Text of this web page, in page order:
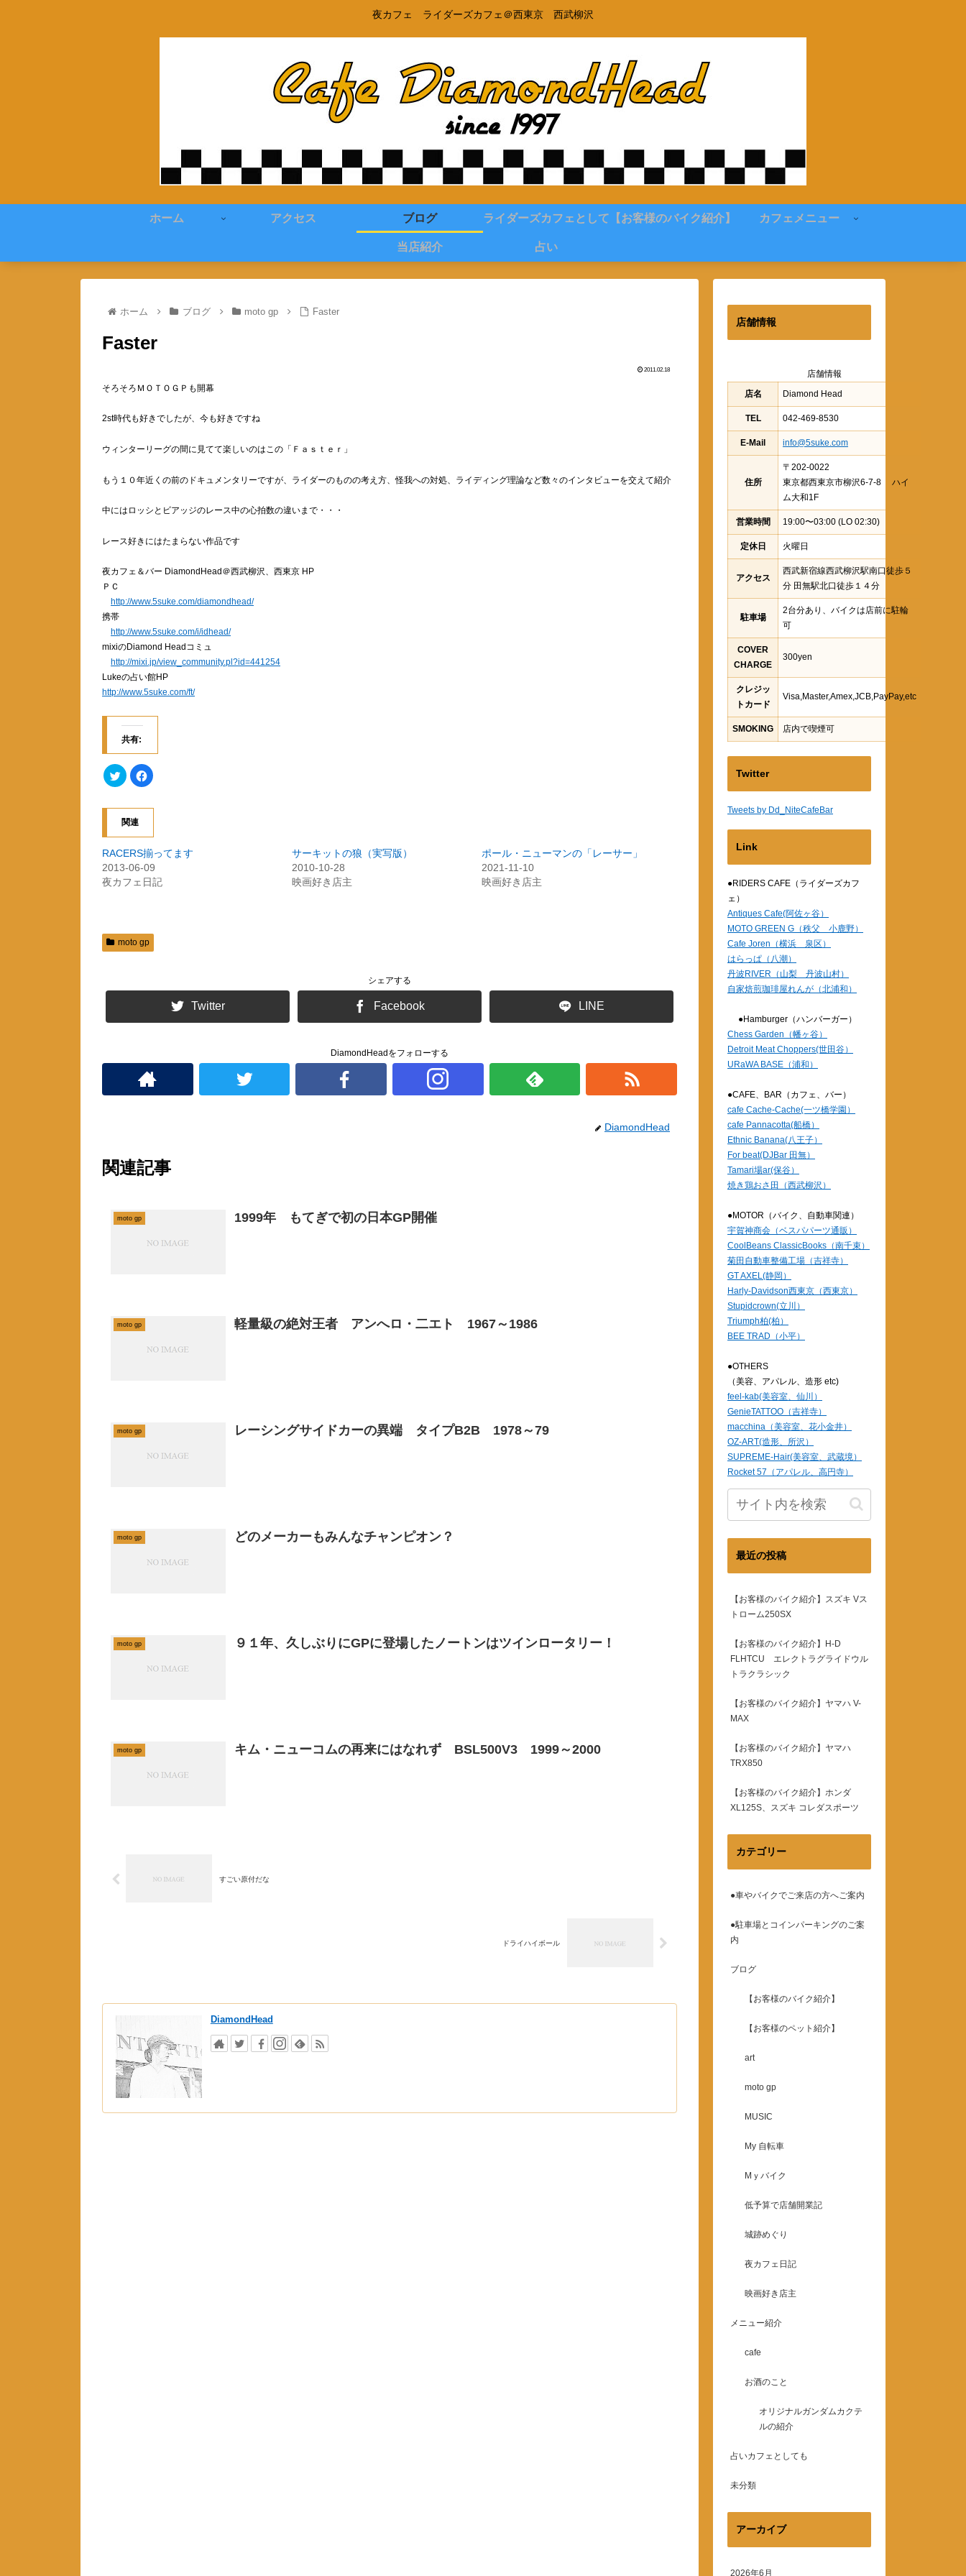
夜カフェ ライダーズカフェ＠西東京 西武柳沢
ホーム アクセス ブログ ライダーズカフェとして 【お客様のバイク紹介】 カフェメニュー
当店紹介 占い
ホーム ブログ moto gp Faster
Faster
2011.02.18
そろそろＭＯＴＯＧＰも開幕
2st時代も好きでしたが、今も好きですね
ウィンターリーグの間に見てて楽しいのはこの「Ｆａｓｔｅｒ」
もう１０年近くの前のドキュメンタリーですが、ライダーのものの考え方、怪我への対処、ライディング理論など数々のインタビューを交えて紹介
中にはロッシとビアッジのレース中の心拍数の違いまで・・・
レース好きにはたまらない作品です
夜カフェ＆バー DiamondHead＠西武柳沢、西東京 HP
ＰＣ
http://www.5suke.com/diamondhead/
携帯
http://www.5suke.com/i/idhead/
mixiのDiamond Headコミュ
http://mixi.jp/view_community.pl?id=441254
Lukeの占い館HP
http://www.5suke.com/ft/
共有:
ク
リ
し
て
T
t
t
e
r
で
い
ウ
ィ
で
す
F
a
b
共
有
す
る
に
し
て
く
(
ウ
で
開
き
関連
RACERS揃ってます
2013-06-09
夜カフェ日記
サーキットの狼（実写版）
2010-10-28
映画好き店主
ポール・ニューマンの「レーサー」
2021-11-10
映画好き店主
moto gp
シェアする
Twitter Facebook LINE
DiamondHeadをフォローする
DiamondHead
関連記事
moto gp 1999年 もてぎで初の日本GP開催
moto gp 軽量級の絶対王者 アンへロ・二エト 1967～1986
moto gp レーシングサイドカーの異端 タイプB2B 1978～79
moto gp どのメーカーもみんなチャンピオン？
moto gp ９１年、久しぶりにGPに登場したノートンはツインロータリー！
moto gp キム・ニューコムの再来にはなれず BSL500V3 1999～2000
すごい原付だな
ドライハイボール
DiamondHead
店舗情報
店舗情報
店名
Diamond Head
TEL 042-469-8530
E-Mail info@5suke.com
住所
〒202-0022
東京都西東京市柳沢6-7-8 ハイ
ム大和1F
営業時間 19:00〜03:00 (LO 02:30)
定休日 火曜日
アクセス
西武新宿線西武柳沢駅南口徒歩５
分 田無駅北口徒歩１４分
駐車場
2台分あり、バイクは店前に駐輪
可
COVER
CHARGE
300yen
クレジッ
トカード
Visa,Master,Amex,JCB,PayPay,etc
SMOKING 店内で喫煙可
Twitter
Tweets by Dd_NiteCafeBar
Link
●RIDERS CAFE（ライダーズカフ
ェ）
Antiques Cafe(阿佐ヶ谷）
MOTO GREEN G（秩父 小鹿野）
Cafe Joren（横浜 泉区）
はらっぱ（八潮）
丹波RIVER（山梨 丹波山村）
自家焙煎珈琲屋れんが（北浦和）
●Hamburger（ハンバーガー）
Chess Garden（幡ヶ谷）
Detroit Meat Choppers(世田谷）
URaWA BASE（浦和）
●CAFE、BAR（カフェ、バー）
cafe Cache-Cache(一ツ橋学園）
cafe Pannacotta(船橋）
Ethnic Banana(八王子）
For beat(DJBar 田無）
Tamari場ar(保谷）
焼き鶏おさ田（西武柳沢）
●MOTOR（バイク、自動車関連）
宇賀神商会（ベスパパーツ通販）
CoolBeans ClassicBooks（南千束）
菊田自動車整備工場（吉祥寺）
GT AXEL(静岡）
Harly-Davidson西東京（西東京）
Stupidcrown(立川）
Triumph柏(柏）
BEE TRAD（小平）
●OTHERS
（美容、アパレル、造形 etc)
feel-kab(美容室、仙川）
GenieTATTOO（吉祥寺）
macchina（美容室、花小金井）
OZ-ART(造形、所沢）
SUPREME-Hair(美容室、武蔵境）
Rocket 57（アパレル、高円寺）
最近の投稿
【お客様のバイク紹介】スズキ Vス
トローム250SX
【お客様のバイク紹介】H-D
FLHTCU エレクトラグライドウル
トラクラシック
【お客様のバイク紹介】ヤマハ V-
MAX
【お客様のバイク紹介】ヤマハ
TRX850
【お客様のバイク紹介】ホンダ
XL125S、スズキ コレダスポーツ
カテゴリー
●車やバイクでご来店の方へご案内
●駐車場とコインパーキングのご案
内
ブログ
【お客様のバイク紹介】
【お客様のペット紹介】
art
moto gp
MUSIC
My 自転車
Mｙバイク
低予算で店舗開業記
城跡めぐり
夜カフェ日記
映画好き店主
メニュー紹介
cafe
お酒のこと
オリジナルガンダムカクテ
ルの紹介
占いカフェとしても
未分類
アーカイブ
2026年6月